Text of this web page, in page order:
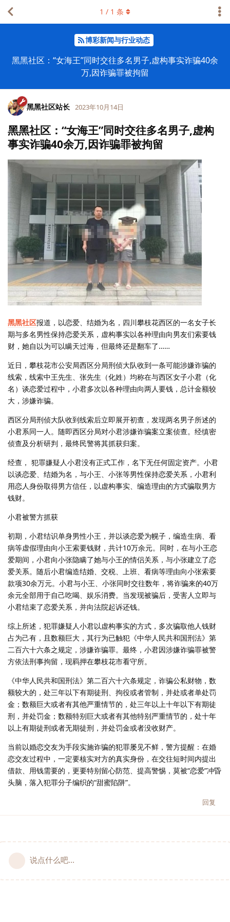
博彩新闻与行业动态
黑黑社区：“女海王”同时交往多名男子,虚构事实诈骗40余
万,因诈骗罪被拘留
1 / 1 条
黑黑社区站长 2023年10月14日
黑黑社区：“女海王”同时交往多名男子,虚构
事实诈骗40余万,因诈骗罪被拘留
黑黑社区报道，以恋爱、结婚为名，四川攀枝花西区的一名女子长
期与多名男性保持恋爱关系，虚构事实以各种理由向男友们索要钱
财，她自以为可以瞒天过海，但最终还是翻车了……
近日，攀枝花市公安局西区分局刑侦大队收到一条可能涉嫌诈骗的
线索，线索中王先生、张先生（化姓）均称在与西区女子小君（化
名）谈恋爱过程中，小君多次以各种理由向两人要钱，总计金额较
大，涉嫌诈骗。
西区分局刑侦大队收到线索后立即展开初查，发现两名男子所述的
小君系同一人。随即西区分局对小君涉嫌诈骗案立案侦查。经缜密
侦查及分析研判，最终民警将其抓获归案。
经查， 犯罪嫌疑人小君没有正式工作，名下无任何固定资产。小君
以谈恋爱、结婚为名，与小王、小张等男性保持恋爱关系，小君利
用恋人身份取得男方信任，以虚构事实、编造理由的方式骗取男方
钱财。
小君被警方抓获
初期，小君结识单身男性小王，并以谈恋爱为幌子，编造生病、看
病等虚假理由向小王索要钱财，共计10万余元。同时，在与小王恋
爱期间，小君向小张隐瞒了她与小王的情侣关系，与小张建立了恋
爱关系。随后小君编造结婚、交税、上班、看病等理由向小张索要
款项30余万元。小君与小王、小张同时交往数年，将诈骗来的40万
余元全部用于自己吃喝、娱乐消费。当发现被骗后，受害人立即与
小君结束了恋爱关系，并向法院起诉还钱。
综上所述，犯罪嫌疑人小君以虚构事实的方式，多次骗取他人钱财
占为己有，且数额巨大，其行为已触犯《中华人民共和国刑法》第
二百六十六条之规定，涉嫌诈骗罪。最终，小君因涉嫌诈骗罪被警
方依法刑事拘留，现羁押在攀枝花市看守所。
《中华人民共和国刑法》第二百六十六条规定，诈骗公私财物，数
额较大的，处三年以下有期徒刑、拘役或者管制，并处或者单处罚
金；数额巨大或者有其他严重情节的，处三年以上十年以下有期徒
刑，并处罚金；数额特别巨大或者有其他特别严重情节的，处十年
以上有期徒刑或者无期徒刑，并处罚金或者没收财产。
当前以婚恋交友为手段实施诈骗的犯罪屡见不鲜，警方提醒：在婚
恋交友过程中，一定要核实对方的真实身份，在交往短时间内提出
借款、用钱需要的，更要特别留心防范、提高警惕，莫被“恋爱”冲昏
头脑，落入犯罪分子编织的“甜蜜陷阱”。
回复
说点什么吧...